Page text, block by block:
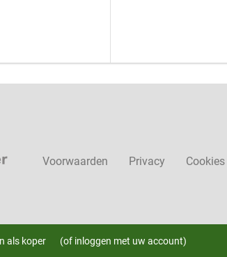
als koper (of inloggen met uw account)
Voorwaarden Privacy Cookies